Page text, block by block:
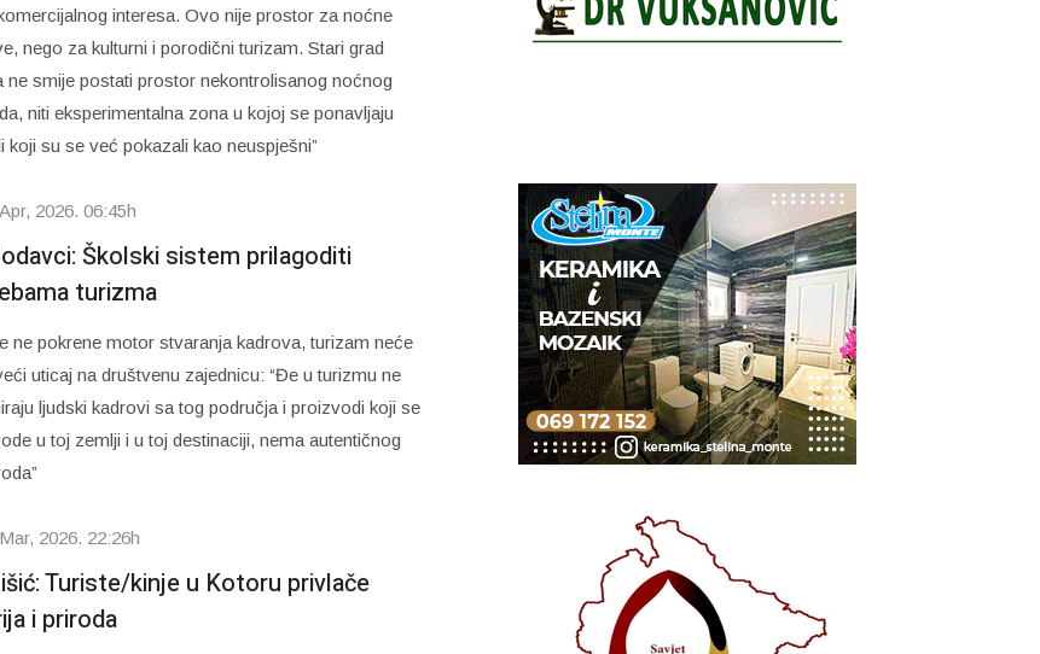
interesa. Ovo nije prostor za noćne
nego za kulturni i porodični turizam. Stari grad
ne smije postati prostor nekontrolisanog noćnog
niti eksperimentalna zona u kojoj se ponavljaju
koji su se već pokazali kao neuspješni”
2026. 06:45h
Školski sistem prilagoditi
turizma
ne pokrene motor stvaranja kadrova, turizam neće
uticaj na društvenu zajednicu: “Đe u turizmu ne
ljudski kadrovi sa tog područja i proizvodi koji se
u toj zemlji i u toj destinaciji, nema autentičnog
2026. 22:26h
Turiste/kinje u Kotoru privlače
i priroda